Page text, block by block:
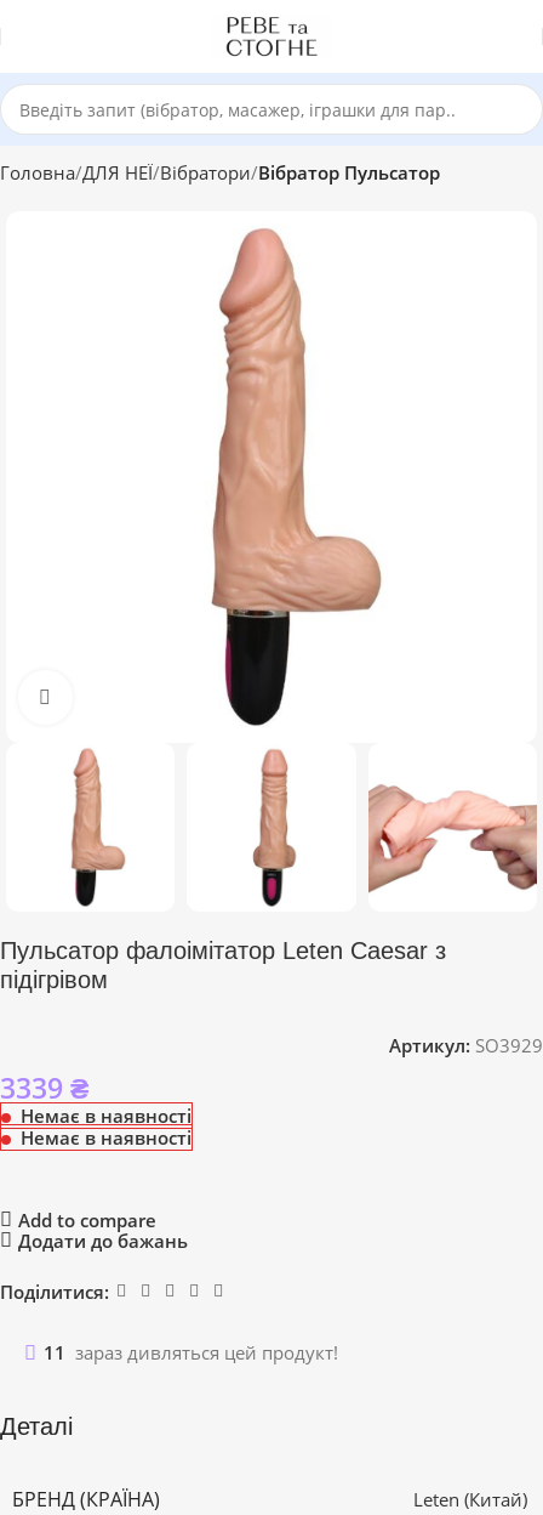
Головна ДЛЯ НЕЇ Вібратори Вібратор Пульсатор
Пульсатор фалоімітатор Leten Caesar з
підігрівом
Артикул: SO3929
3339 ₴
Немає в наявності
Немає в наявності
Add to compare
Додати до бажань
Поділитися:
11 зараз дивляться цей продукт!
Деталі
БРЕНД (КРАЇНА) Leten (Китай)